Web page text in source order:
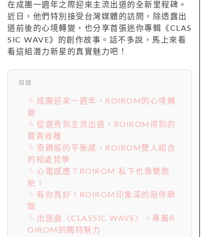
在成團一週年之際迎來主流出道的全新里程碑。
近日，他們特別接受台灣媒體的訪問，除透露出
道前後的心境轉變，也分享首張迷你專輯《CLAS
SIC WAVE》的創作故事。話不多說，馬上來看
看這組潛力新星的真實魅力吧！
目錄
└ 成團迎來一週年，ROIROM的心境轉
變
└ 從選秀到主流出道，ROIROM得到的
寶貴收穫
└ 奇蹟般的平衡感，ROIROM雙人組合
的相處哲學
└ 心電感應？ROIROM 私下也像雙胞
胎！
└ 有你真好！ROIROM印象深的陪伴瞬
間
└ 出道曲〈CLASSIC WAVE〉，專屬R
OIROM的獨特魅力